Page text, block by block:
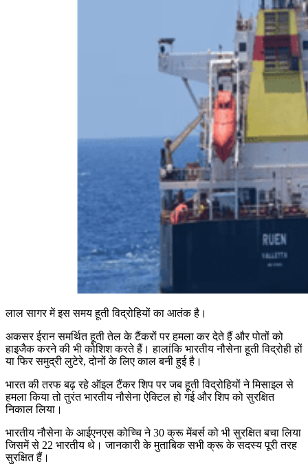
लाल सागर में इस समय हूती विद्रोहियों का आतंक है।
अकसर ईरान समर्थित हूती तेल के टैंकरों पर हमला कर देते हैं और पोतों को
हाइजैक करने की भी कोशिश करते हैं। हालांकि भारतीय नौसेना हूती विद्रोही हों
या फिर समुद्री लुटेरे, दोनों के लिए काल बनी हुई है।
भारत की तरफ बढ़ रहे ऑइल टैंकर शिप पर जब हूती विद्रोहियों ने मिसाइल से
हमला किया तो तुरंत भारतीय नौसेना ऐक्टिल हो गई और शिप को सुरक्षित
निकाल लिया।
भारतीय नौसेना के आईएनएस कोच्चि ने 30 क्रू मेंबर्स को भी सुरक्षित बचा लिया
जिसमें से 22 भारतीय थे। जानकारी के मुताबिक सभी क्रू के सदस्य पूरी तरह
सुरक्षित हैं।